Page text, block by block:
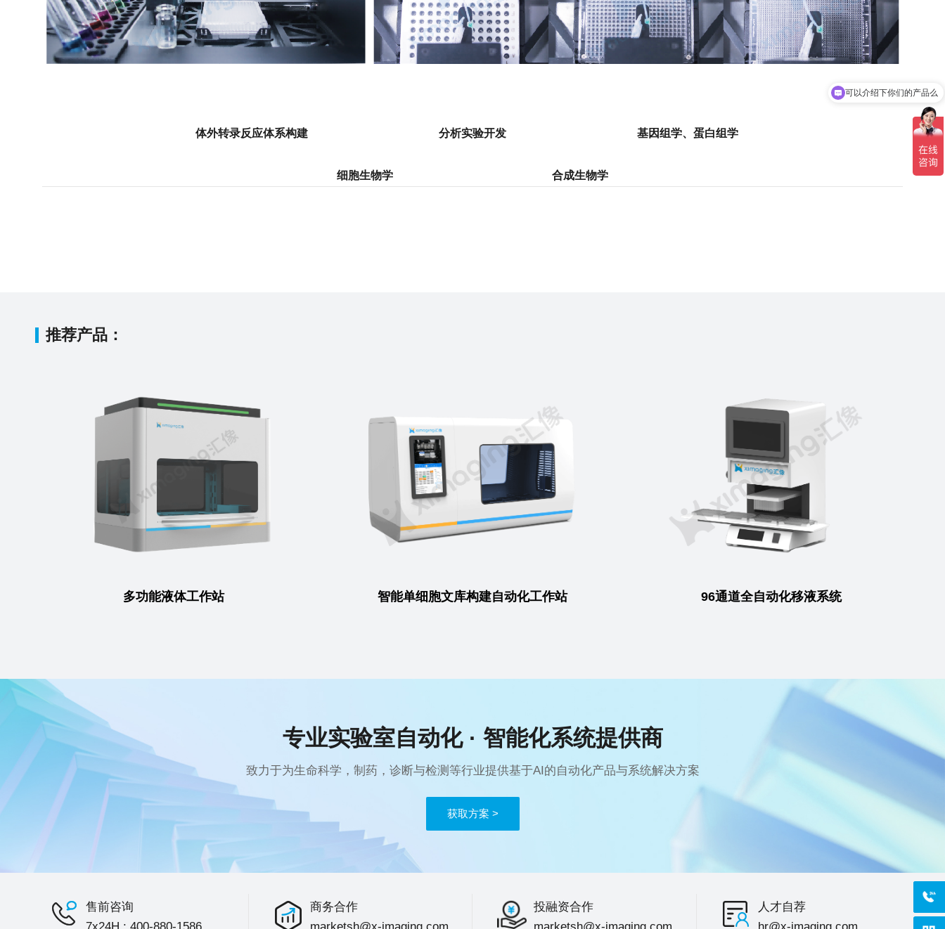
体外转录反应体系构建 分析实验开发 基因组学、蛋白组学
细胞生物学 合成生物学
推荐产品：
多功能液体工作站 智能单细胞文库构建自动化工作站 96通道全自动化移液系统
专业实验室自动化 · 智能化系统提供商
致力于为生命科学，制药，诊断与检测等行业提供基于AI的自动化产品与系统解决方案
获取方案 >
售前咨询
商务合作
投融资合作
人才自荐
可以介绍下你们的产品么